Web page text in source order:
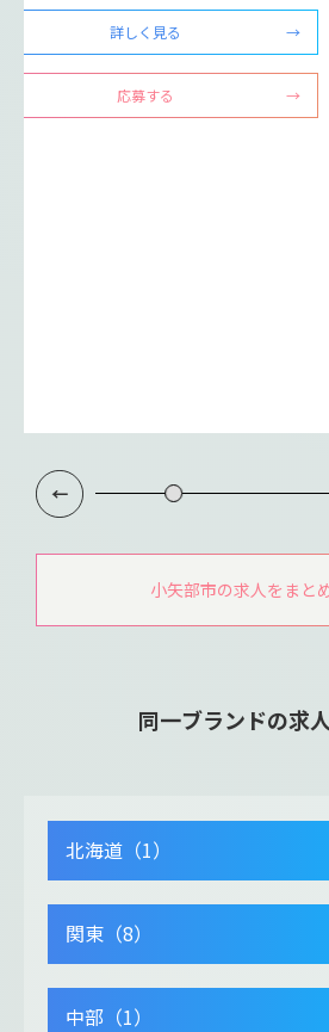
詳しく見る
応募する
小矢部市の求人をまと
同一ブランドの求
北海道（1）
関東（8）
中部（1）